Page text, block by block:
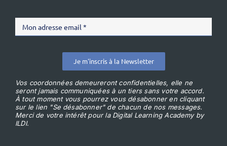
Je m'inscris à la Newsletter
Vos coordonnées demeureront confidentielles, elle ne
seront jamais communiquées à un tiers sans votre accord.
À tout moment vous pourrez vous désabonner en cliquant
sur le lien "Se désabonner" de chacun de nos messages.
Merci de votre intérêt pour la Digital Learning Academy by
ILDI.